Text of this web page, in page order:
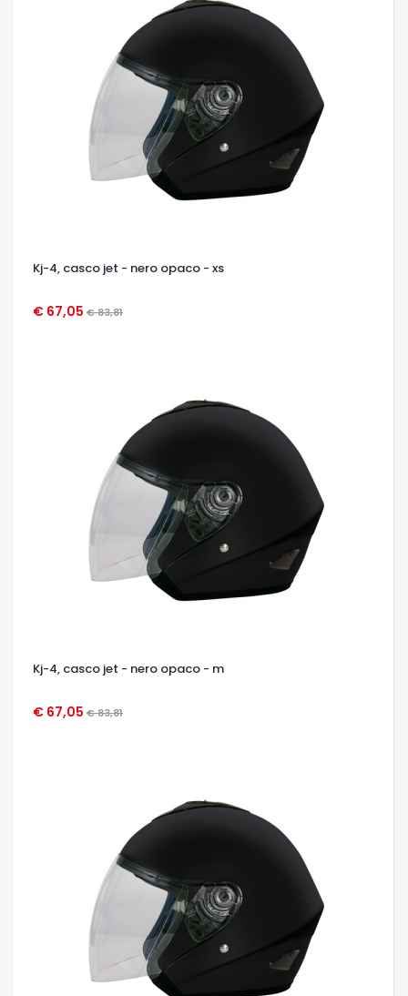
Kj-4, casco jet - nero opaco - xs
€ 67,05 € 83,81
OCCHIATA VELOCE
Kj-4, casco jet - nero opaco - m
€ 67,05 € 83,81
OCCHIATA VELOCE